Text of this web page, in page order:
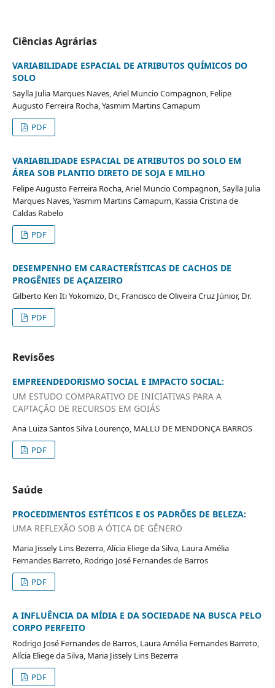
Ciências Agrárias
VARIABILIDADE ESPACIAL DE ATRIBUTOS QUÍMICOS DO
SOLO
Saylla Julia Marques Naves, Ariel Muncio Compagnon, Felipe
Augusto Ferreira Rocha, Yasmim Martins Camapum
PDF
VARIABILIDADE ESPACIAL DE ATRIBUTOS DO SOLO EM
ÁREA SOB PLANTIO DIRETO DE SOJA E MILHO
Felipe Augusto Ferreira Rocha, Ariel Muncio Compagnon, Saylla Julia
Marques Naves, Yasmim Martins Camapum, Kassia Cristina de
Caldas Rabelo
PDF
DESEMPENHO EM CARACTERÍSTICAS DE CACHOS DE
PROGÊNIES DE AÇAIZEIRO
Gilberto Ken Iti Yokomizo, Dr., Francisco de Oliveira Cruz Júnior, Dr.
PDF
Revisões
EMPREENDEDORISMO SOCIAL E IMPACTO SOCIAL:
UM ESTUDO COMPARATIVO DE INICIATIVAS PARA A
CAPTAÇÃO DE RECURSOS EM GOIÁS
Ana Luiza Santos Silva Lourenço, MALLU DE MENDONÇA BARROS
PDF
Saúde
PROCEDIMENTOS ESTÉTICOS E OS PADRÕES DE BELEZA:
UMA REFLEXÃO SOB A ÓTICA DE GÊNERO
Maria Jissely Lins Bezerra, Alícia Eliege da Silva, Laura Amélia
Fernandes Barreto, Rodrigo José Fernandes de Barros
PDF
A INFLUÊNCIA DA MÍDIA E DA SOCIEDADE NA BUSCA PELO
CORPO PERFEITO
Rodrigo José Fernandes de Barros, Laura Amélia Fernandes Barreto,
Alícia Eliege da Silva, Maria Jissely Lins Bezerra
PDF